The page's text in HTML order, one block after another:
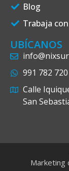
Blog
Trabaja
UBÍCANOS
991 782 720
Calle
San
Marketing